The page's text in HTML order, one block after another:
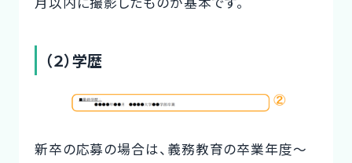
（２）学歴
新卒の応募の場合は、義務教育の卒業年度～